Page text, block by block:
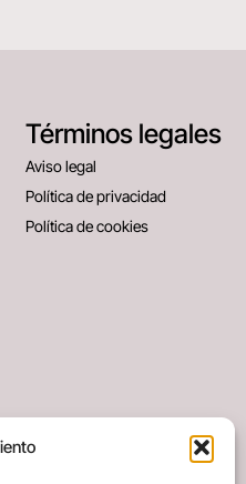
Términos legales
Aviso legal
Política de privacidad
Política de cookies